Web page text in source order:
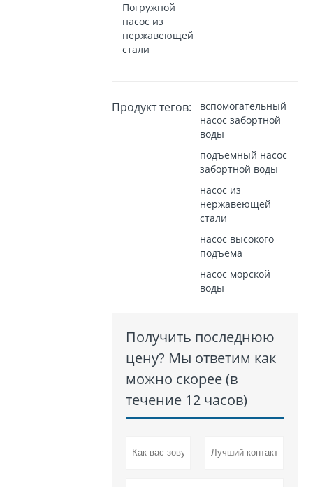
Погружной
насос из
нержавеющей
стали
Продукт тегов:
вспомогательный
насос забортной
воды
подъемный насос
забортной воды
насос из
нержавеющей
стали
насос высокого
подъема
насос морской
воды
Получить последнюю
цену? Мы ответим как
можно скорее (в
течение 12 часов)